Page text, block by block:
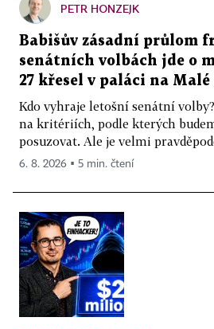
PETR HONZEJK
Babišův zásadní průlom
senátních volbách jde o
27 křesel v paláci na Malé
Kdo vyhraje letošní senátní
na kritériích, podle kterých
posuzovat. Ale je velmi
6. 8. 2026 ▪ 5 min. čtení